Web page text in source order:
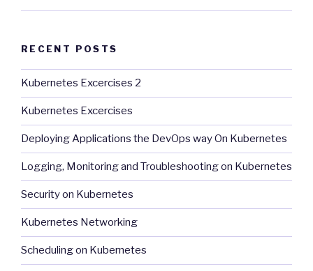
RECENT POSTS
Kubernetes Excercises 2
Kubernetes Excercises
Deploying Applications the DevOps way On Kubernetes
Logging, Monitoring and Troubleshooting on Kubernetes
Security on Kubernetes
Kubernetes Networking
Scheduling on Kubernetes